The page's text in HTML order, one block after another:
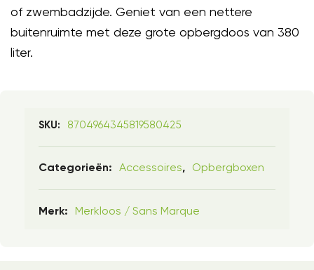
of zwembadzijde. Geniet van een nettere
buitenruimte met deze grote opbergdoos van 380
liter.
SKU: 8704964345819580425
Categorieën: Accessoires, Opbergboxen
Merk: Merkloos / Sans Marque